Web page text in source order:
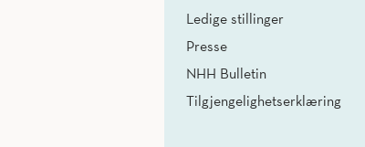
Ledige stillinger
Presse
NHH Bulletin
Tilgjengelighetserklæring